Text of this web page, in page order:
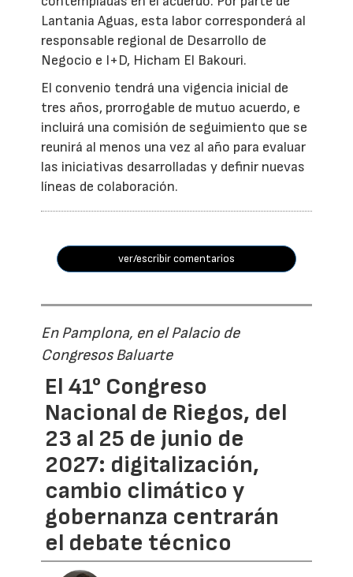
Lantania Aguas, esta labor corresponderá al
responsable regional de Desarrollo de
Negocio e I+D, Hicham El Bakouri.
El convenio tendrá una vigencia inicial de
tres años, prorrogable de mutuo acuerdo, e
incluirá una comisión de seguimiento que se
reunirá al menos una vez al año para evaluar
las iniciativas desarrolladas y definir nuevas
líneas de colaboración.
ver/escribir comentarios
En Pamplona, en el Palacio de
Congresos Baluarte
El 41° Congreso
Nacional de Riegos, del
23 al 25 de junio de
2027: digitalización,
cambio climático y
gobernanza centrarán
el debate técnico